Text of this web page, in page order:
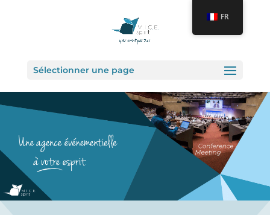
Sélectionner une page
FR